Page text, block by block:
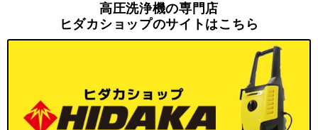
高圧洗浄機の専門店
ヒダカショップのサイトはこちら